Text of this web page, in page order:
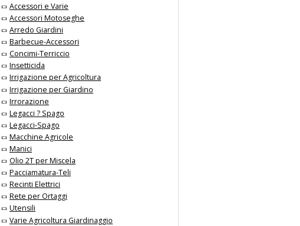
Accessori e Varie
Accessori Motoseghe
Arredo Giardini
Barbecue-Accessori
Concimi-Terriccio
Insetticida
Irrigazione per Agricoltura
Irrigazione per Giardino
Irrorazione
Legacci ? Spago
Legacci-Spago
Macchine Agricole
Manici
Olio 2T per Miscela
Pacciamatura-Teli
Recinti Elettrici
Rete per Ortaggi
Utensili
Varie Agricoltura Giardinaggio